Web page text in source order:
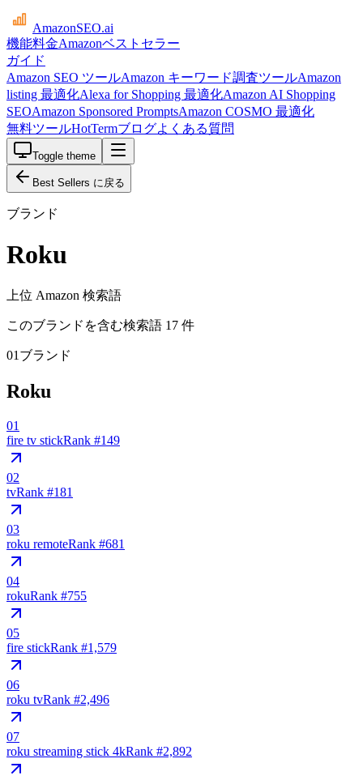
AmazonSEO.ai
機能料金Amazonベストセラー
ガイド
Amazon SEO ツールAmazon キーワード調査ツールAmazon
listing 最適化Alexa for Shopping 最適化Amazon AI Shopping
SEOAmazon Sponsored PromptsAmazon COSMO 最適化
無料ツールHotTermブログよくある質問
Toggle theme
Best Sellers に戻る
ブランド
Roku
上位 Amazon 検索語
このブランドを含む検索語 17 件
01 ブランド
Roku
01
fire tv stickRank #149
02
tvRank #181
03
roku remoteRank #681
04
rokuRank #755
05
fire stickRank #1,579
06
roku tvRank #2,496
07
roku streaming stick 4kRank #2,892